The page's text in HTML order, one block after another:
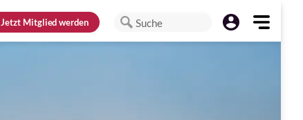
JetztMitglied werden Suche